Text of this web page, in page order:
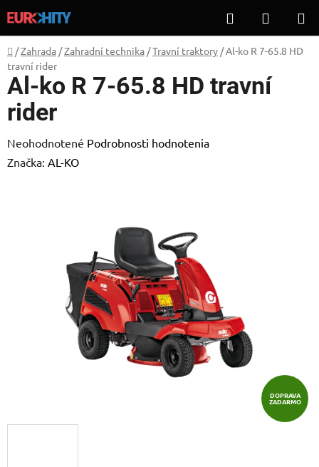
na
obsah
Hľadať
KOŠÍK
Domov
/Zahrada /Zahradní technika /Travní traktory /Al-ko R 7-65.8 HD
travní rider
Al-ko R 7-65.8 HD travní
rider
Priemerné
hodnotenie
Neohodnotené Podrobnosti hodnotenia
Značka: AL-KO
DOPRAVA
ZADARMO